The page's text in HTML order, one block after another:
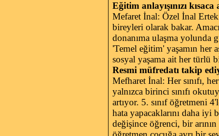
Eğitim anlayışınızı kısaca
Mefaret İnal: Özel İnal
bireyleri olarak bakar.
donanıma ulaşma yolunda
'Temel eğitim' yaşamın her
sosyal yaşama ait her türlü
Resmi müfredatı takip
Mefharet İnal: Her sınıfı,
yalnızca birinci sınıfı
artıyor. 5. sınıf öğretmeni
hata yapacaklarını daha iyi
değişince öğrenci, bir